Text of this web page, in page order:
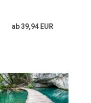
ab 39,94 EUR